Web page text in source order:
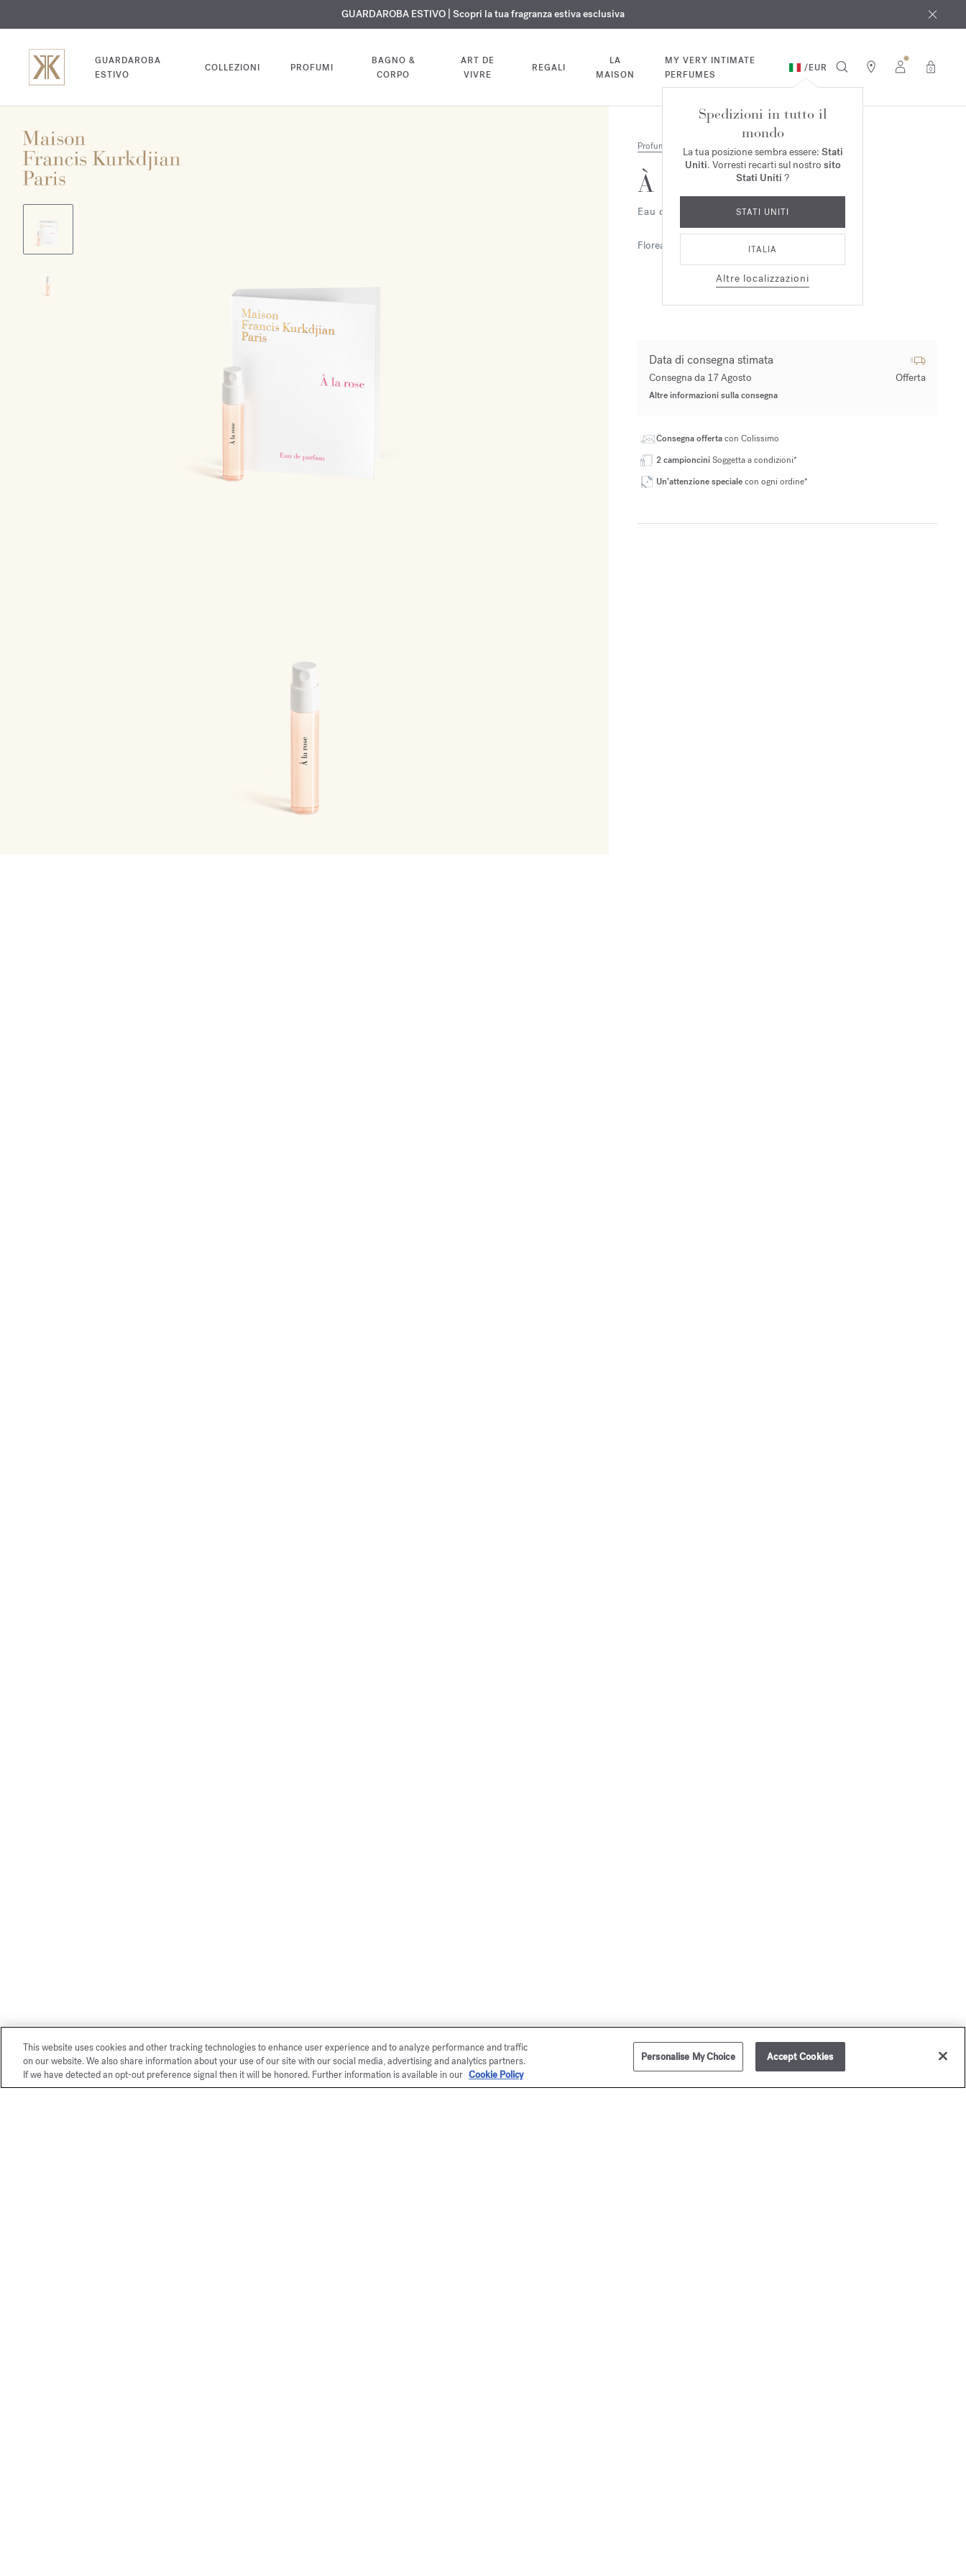
ESCLUSIVO | Scopri la nuova fragranza OUDvelvet moodnel tuo ordine*
INCISIONE GRATUITA | Su tutte le fragranze e gli oli per il corpo fino al 9 agosto
GUARDAROBA ESTIVO | Scopri la tua fragranza estiva esclusiva
GUARDAROBA
ESTIVO
COLLEZIONI PROFUMI
BAGNO &
CORPO
ART DE
VIVRE
REGALI
LA
MAISON
MY VERY INTIMATE
PERFUMES
/EUR 0
Spedizioni in tutto il
mondo
La tua posizione sembra essere: Stati
Uniti. Vorresti recarti sul nostro sito
Stati Uniti ?
STATI UNITI
ITALIA
Altre localizzazioni
Profumi
À la rose
Eau de parfum 2ml
Floreale
Data di consegna stimata
Consegna da 17 Agosto Offerta
Altre informazioni sulla consegna
Consegna offertacon Colissimo
2 campionciniSoggetta a condizioni*
Un’attenzione specialecon ogni ordine*
This website uses cookies and other tracking technologies to enhance user experience and to analyze performance and traffic
on our website. We also share information about your use of our site with our social media, advertising and analytics partners.
If we have detected an opt-out preference signal then it will be honored. Further information is available in our Cookie Policy
Personalise My Choice Accept Cookies